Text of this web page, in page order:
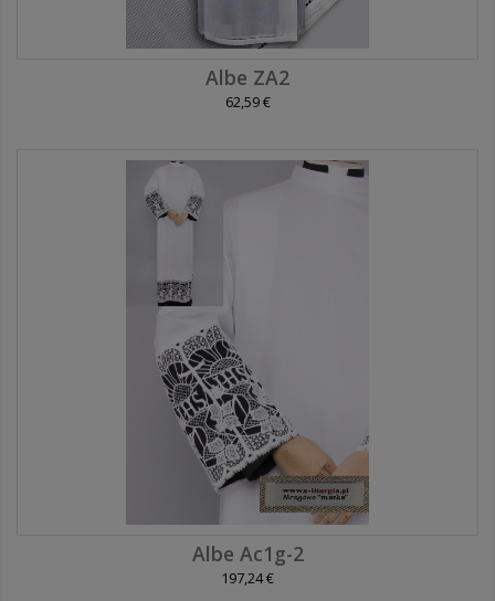
Albe ZA2
62,59 €
Albe Ac1g-2
197,24 €